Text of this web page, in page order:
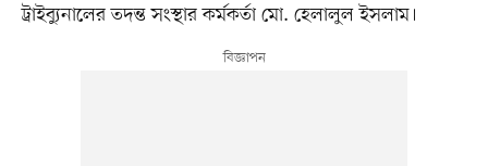
ট্রাইব্যুনালের তদন্ত সংস্থার কর্মকর্তা মো. হেলালুল ইসলাম।